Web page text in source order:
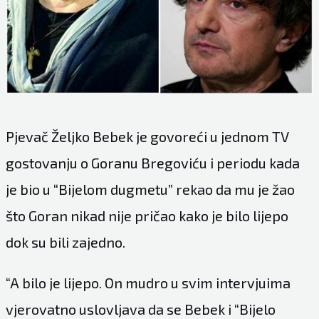
Pjevač Željko Bebek je govoreći u jednom TV
gostovanju o Goranu Bregoviću i periodu kada
je bio u “Bijelom dugmetu” rekao da mu je žao
što Goran nikad nije pričao kako je bilo lijepo
dok su bili zajedno.
“A bilo je lijepo. On mudro u svim intervjuima
vjerovatno uslovljava da se Bebek i “Bijelo